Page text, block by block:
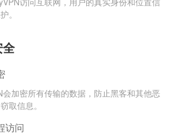
。
会加密所有传输的数据，防止黑客和其他恶
取信息。
访问